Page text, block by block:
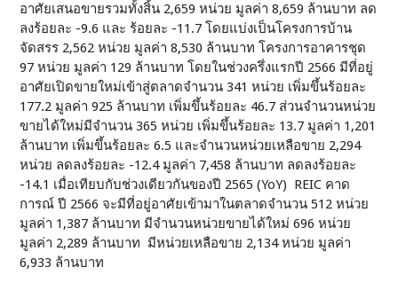
อาศัยเสนอขายรวมทั้งสิ้น 2,659 หน่วย มูลค่า 8,659 ล้านบาท ลด
ลงร้อยละ -9.6 และ ร้อยละ -11.7 โดยแบ่งเป็นโครงการบ้าน
จัดสรร 2,562 หน่วย มูลค่า 8,530 ล้านบาท โครงการอาคารชุด
97 หน่วย มูลค่า 129 ล้านบาท โดยในช่วงครึ่งแรกปี 2566 มีที่อยู่
อาศัยเปิดขายใหม่เข้าสู่ตลาดจำนวน 341 หน่วย เพิ่มขึ้นร้อยละ
177.2 มูลค่า 925 ล้านบาท เพิ่มขึ้นร้อยละ 46.7 ส่วนจำนวนหน่วย
ขายได้ใหม่มีจำนวน 365 หน่วย เพิ่มขึ้นร้อยละ 13.7 มูลค่า 1,201
ล้านบาท เพิ่มขึ้นร้อยละ 6.5 และจำนวนหน่วยเหลือขาย 2,294
หน่วย ลดลงร้อยละ -12.4 มูลค่า 7,458 ล้านบาท ลดลงร้อยละ
-14.1 เมื่อเทียบกับช่วงเดียวกันของปี 2565 (YoY) REIC คาด
การณ์ ปี 2566 จะมีที่อยู่อาศัยเข้ามาในตลาดจำนวน 512 หน่วย
มูลค่า 1,387 ล้านบาท มีจำนวนหน่วยขายได้ใหม่ 696 หน่วย
มูลค่า 2,289 ล้านบาท มีหน่วยเหลือขาย 2,134 หน่วย มูลค่า
6,933 ล้านบาท